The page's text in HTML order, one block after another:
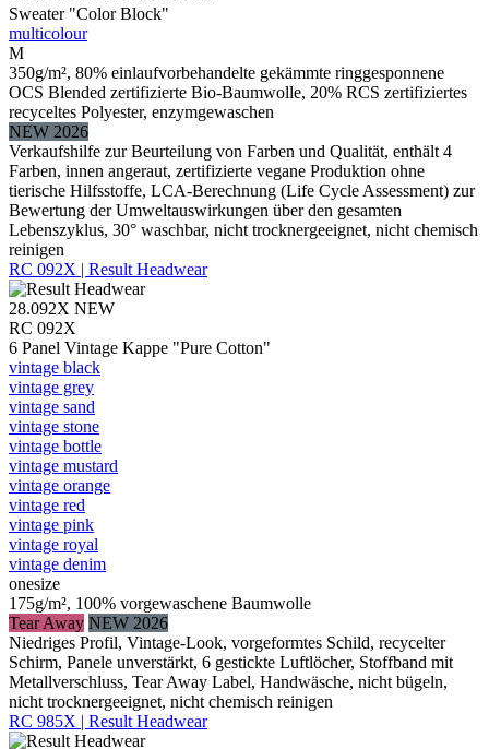
Sweater "Color Block"
multicolour
M
350g/m², 80% einlaufvorbehandelte gekämmte ringgesponnene
OCS Blended zertifizierte Bio-Baumwolle, 20% RCS zertifiziertes
recyceltes Polyester, enzymgewaschen
NEW 2026
Verkaufshilfe zur Beurteilung von Farben und Qualität, enthält 4
Farben, innen angeraut, zertifizierte vegane Produktion ohne
tierische Hilfsstoffe, LCA-Berechnung (Life Cycle Assessment) zur
Bewertung der Umweltauswirkungen über den gesamten
Lebenszyklus, 30° waschbar, nicht trocknergeeignet, nicht chemisch
reinigen
RC 092X | Result Headwear
28.092X NEW
RC 092X
6 Panel Vintage Kappe "Pure Cotton"
vintage black
vintage grey
vintage sand
vintage stone
vintage bottle
vintage mustard
vintage orange
vintage red
vintage pink
vintage royal
vintage denim
onesize
175g/m², 100% vorgewaschene Baumwolle
Tear Away NEW 2026
Niedriges Profil, Vintage-Look, vorgeformtes Schild, recycelter
Schirm, Panele unverstärkt, 6 gestickte Luftlöcher, Stoffband mit
Metallverschluss, Tear Away Label, Handwäsche, nicht bügeln,
nicht trocknergeeignet, nicht chemisch reinigen
RC 985X | Result Headwear